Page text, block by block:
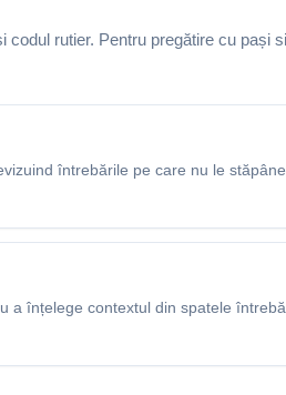
codul rutier. Pentru pregătire cu pași
întrebările pe care nu le
a înțelege contextul din spatele